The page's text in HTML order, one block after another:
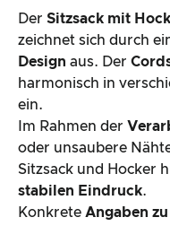
Der Sitzsack mit
zeichnet sich durch
Design aus. Der
harmonisch in
ein.
Im Rahmen der
oder unsaubere
Sitzsack und Hocker
stabilen Eindruck.
Konkrete Angaben zu